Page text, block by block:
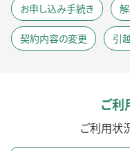
お申し込み手続き
契約内容の変更 引
ご利
ご利用状